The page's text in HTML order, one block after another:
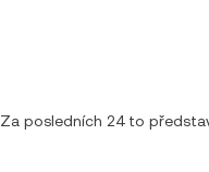
. Za posledních 24 to